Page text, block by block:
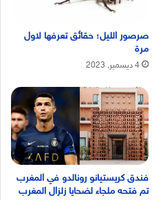
صرصور الليل؛ حقائق تعرفها لاول
مرة
4 ديسمبر, 2023
فندق كريستيانو رونالدو في المغرب
تم فتحه ملجاء لضحايا زلزال المغرب